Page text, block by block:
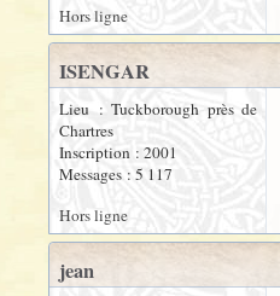
Hors ligne
ISENGAR
Lieu : Tuckborough près de
Chartres
Inscription : 2001
Messages : 5 117
Hors ligne
jean